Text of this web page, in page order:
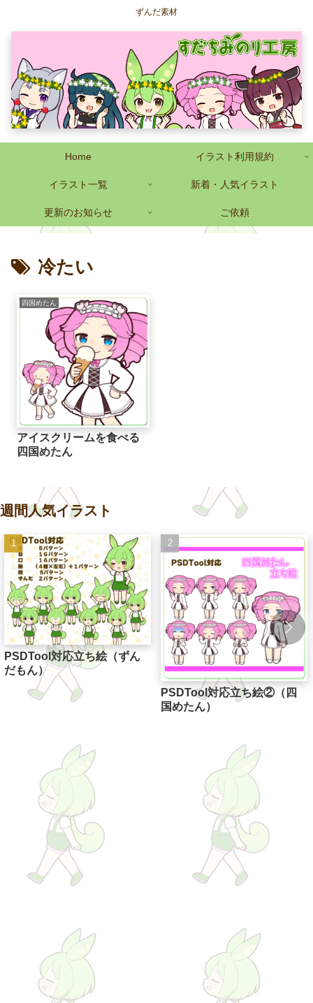
ずんだ素材
Home イラスト利用規約
イラスト一覧 新着・人気イラスト
更新のお知らせ ご依頼
冷たい
四国めたん
アイスクリームを食べる
四国めたん
週間人気イラスト
PSDTool対応立ち絵（ずん
だもん）
PSDTool対応立ち絵②（四
国めたん）